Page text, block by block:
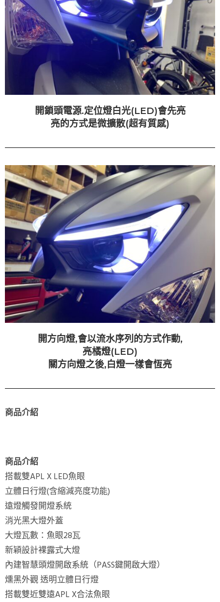
開鎖頭電源.定位燈白光(LED)會先亮
亮的方式是微擴散(超有質感)
開方向燈,會以流水序列的方式作動,
亮橘燈(LED)
關方向燈之後,白燈一樣會恆亮
商品介紹
商品介紹
搭載雙APL X LED魚眼
立體日行燈(含縮減亮度功能)
遠燈觸發開燈系統
消光黑大燈外蓋
大燈瓦數：魚眼28瓦
新穎設計裸露式大燈
內建智慧頭燈開啟系統（PASS鍵開啟大燈）
燻黑外觀 透明立體日行燈
搭載雙近雙遠APL X合法魚眼